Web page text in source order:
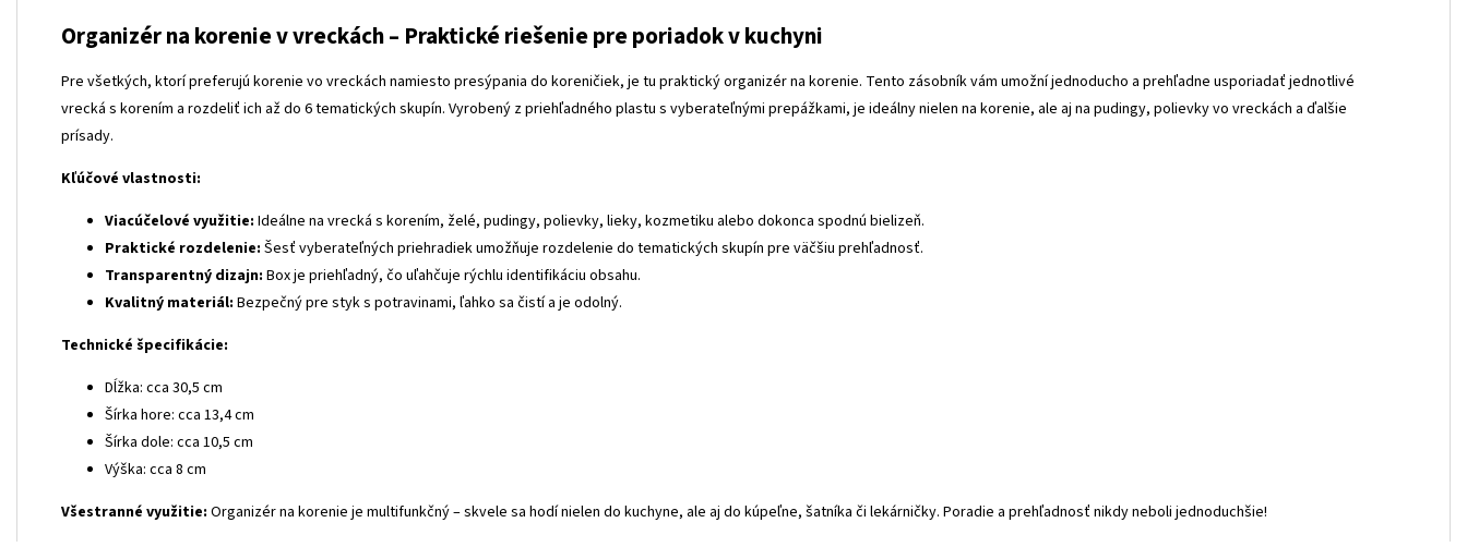
Organizér na korenie v vreckách – Praktické riešenie pre poriadok v kuchyni
Pre všetkých, ktorí preferujú korenie vo vreckách namiesto presýpania do koreničiek, je tu praktický organizér na korenie. Tento zásobník vám umožní jednoducho a prehľadne usporiadať jednotlivé
vrecká s korením a rozdeliť ich až do 6 tematických skupín. Vyrobený z priehľadného plastu s vyberateľnými prepážkami, je ideálny nielen na korenie, ale aj na pudingy, polievky vo vreckách a ďalšie
prísady.
Kľúčové vlastnosti:
Viacúčelové využitie: Ideálne na vrecká s korením, želé, pudingy, polievky, lieky, kozmetiku alebo dokonca spodnú bielizeň.
Praktické rozdelenie: Šesť vyberateľných priehradiek umožňuje rozdelenie do tematických skupín pre väčšiu prehľadnosť.
Transparentný dizajn: Box je priehľadný, čo uľahčuje rýchlu identifikáciu obsahu.
Kvalitný materiál: Bezpečný pre styk s potravinami, ľahko sa čistí a je odolný.
Technické špecifikácie:
Dĺžka: cca 30,5 cm
Šírka hore: cca 13,4 cm
Šírka dole: cca 10,5 cm
Výška: cca 8 cm
Všestranné využitie: Organizér na korenie je multifunkčný – skvele sa hodí nielen do kuchyne, ale aj do kúpeľne, šatníka či lekárničky. Poradie a prehľadnosť nikdy neboli jednoduchšie!